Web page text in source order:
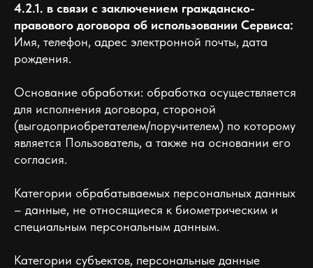
4.2.1. в связи с заключением гражданско-
правового договора об использовании Сервиса:
Имя, телефон, адрес электронной почты, дата
рождения.
Основание обработки: обработка осуществляется
для исполнения договора, стороной
(выгодоприобретателем/поручителем) по которому
является Пользователь, а также на основании его
согласия.
Категории обрабатываемых персональных данных
– данные, не относящиеся к биометрическим и
специальным персональным данным.
Категории субъектов, персональные данные